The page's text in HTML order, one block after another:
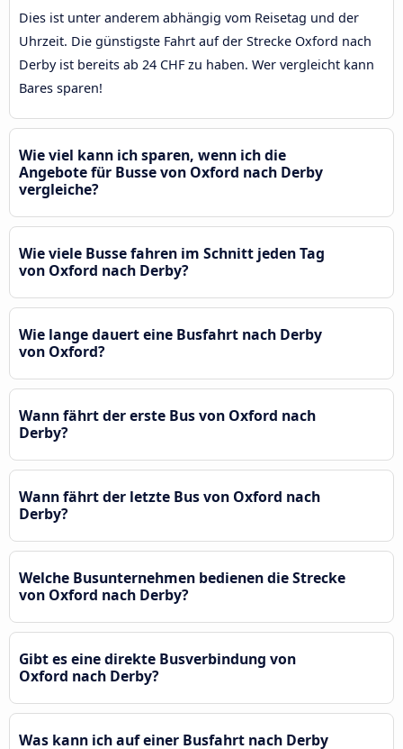
Dies ist unter anderem abhängig vom Reisetag und der
Uhrzeit. Die günstigste Fahrt auf der Strecke Oxford nach
Derby ist bereits ab 24 CHF zu haben. Wer vergleicht kann
Bares sparen!
Wie viel kann ich sparen, wenn ich die
Angebote für Busse von Oxford nach Derby
vergleiche?
Wie viele Busse fahren im Schnitt jeden Tag
von Oxford nach Derby?
Wie lange dauert eine Busfahrt nach Derby
von Oxford?
Wann fährt der erste Bus von Oxford nach
Derby?
Wann fährt der letzte Bus von Oxford nach
Derby?
Welche Busunternehmen bedienen die Strecke
von Oxford nach Derby?
Gibt es eine direkte Busverbindung von
Oxford nach Derby?
Was kann ich auf einer Busfahrt nach Derby